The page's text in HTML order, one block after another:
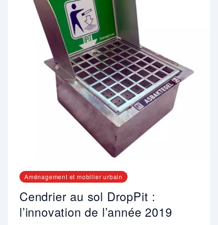
Aménagement et mobilier urbain
Cendrier au sol DropPit :
l’innovation de l’année 2019